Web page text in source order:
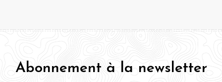
Abonnement à la newsletter